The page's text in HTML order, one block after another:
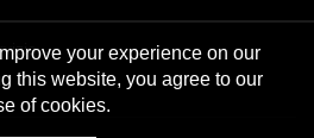
24,90€
15,90
Scegli
your experience on our
this website, you agree to our
of cookies.